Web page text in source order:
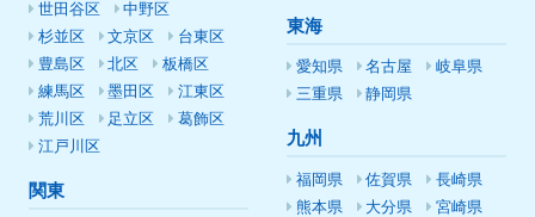
世田谷区
中野区
杉並区
文京区
台東区
豊島区
北区
板橋区
練馬区
墨田区
江東区
荒川区
足立区
葛飾区
江戸川区
関東
東海
愛知県 名古屋
岐阜県
三重県
静岡県
九州
福岡県 佐賀県
長崎県
熊本県
大分県
宮崎県